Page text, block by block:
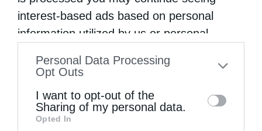
interest-based ads based on personal
information utilized by us or personal
to your opt-out. You may separately opt-out
information by third parties on the IAB’s list
of downstream participants. This
Personal Data Processing
Opt Outs
I want to opt-out of the
Sharing of my personal data.
Opted In
Ψαλίδι στη γλώσσα